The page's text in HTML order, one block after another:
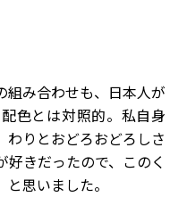
み合わせも、日本人が
色とは対照的。私自身
わりとおどろおどろしさ
きだったので、このく
思いました。